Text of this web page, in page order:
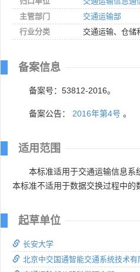
主管部门
交通运输部
行业分类
交通运输、仓储
备案信息
备案号：53812-2016。
备案公告： 2016年第4号 。
适用范围
本标准适用于交通运输信息系
本标准不适用于数据交换过程中的
起草单位
长安大学
北京中交国通智能交通系统技术有